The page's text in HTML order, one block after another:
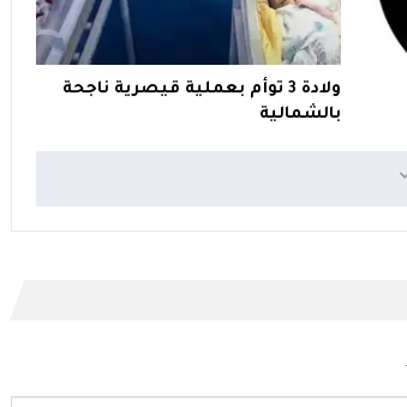
ولادة 3 توأم بعملية قيصرية ناجحة
بالشمالية